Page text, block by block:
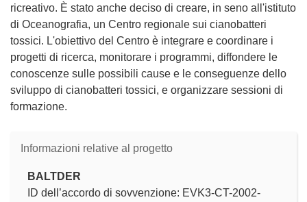
ricreativo. È stato anche deciso di creare, in seno all'istituto
di Oceanografia, un Centro regionale sui cianobatteri
tossici. L'obiettivo del Centro è integrare e coordinare i
progetti di ricerca, monitorare i programmi, diffondere le
conoscenze sulle possibili cause e le conseguenze dello
sviluppo di cianobatteri tossici, e organizzare sessioni di
formazione.
Informazioni relative al progetto
BALTDER
ID dell’accordo di sovvenzione: EVK3-CT-2002-